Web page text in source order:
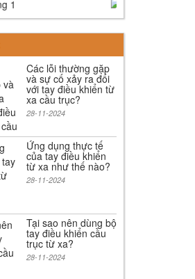
Các lỗi thường gặp
và sự cố xảy ra đối
với tay điều khiển từ
xa cầu trục?
28-11-2024
Ứng dụng thực tế
của tay điều khiển
từ xa như thế nào?
28-11-2024
Tại sao nên dùng bộ
tay điều khiển cầu
trục từ xa?
28-11-2024